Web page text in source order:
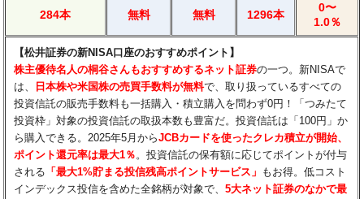
284本 無料 無料 1296本
0〜
1.0％
【松井証券の新NISA口座のおすすめポイント】
​株主優待名人の桐谷さんもおすすめするネット証券の一つ。新NISAで
は、
日本株や米国株の売買手数料が無料で、取り扱っているすべての
投資信託の販売手数料も一括購入・積立購入を問わず0円！「つみたて
投資枠」対象の投資信託の取扱本数も豊富だ。投資信託は「100円」か
ら購入できる。2025年5月からJCBカードを使ったクレカ積立が開始、
ポイント還元率は最大1％。投資信託の保有額に応じてポイントが付与
される 「最大1%貯まる投信残高ポイントサービス」 もお得。低コスト
インデックス投信を含めた全銘柄が対象で、5大ネット証券のなかで最